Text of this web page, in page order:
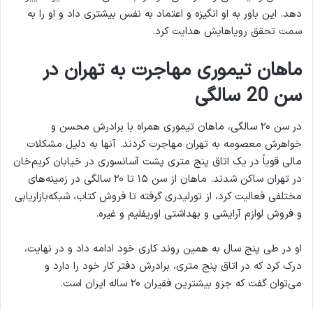
دهد. این باور به او انگیزه و اعتماد به نفس بیشتری داد و او را به
سمت تحقق رویاهایش هدایت کرد.
ماهان تیموری مهاجرت به تهران در
سن 20 سالگی
در سن ۲۰ سالگی، ماهان تیموری همراه با برادرش محسن و
خواهرش معصومه به تهران مهاجرت کردند. آنها به دلیل مشکلات
مالی قویاً در یک اتاق پنج متری پشت آسانسوری در خیابان کریم‌خان
در تهران ساکن شدند. ماهان از سن ۱۵ تا ۲۰ سالگی در زمینه‌های
مختلفی فعالیت کرد، از تورلیدری گرفته تا فروش کتاب، شبکه‌بازاریابی
و فروش لوازم آرایشی و بهداشتی اوریفلیم و غیره.
او در طی پنج سال به همین روند کاری خود ادامه داد و در نهایت،
درک کرد که در اتاق پنج متری، برادرش دفتر کار خود را دارد و
می‌توان گفت که جزو بیشترین فقیران ۲۰ ساله ایران است.